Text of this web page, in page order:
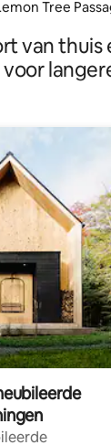
Tree
van thuis